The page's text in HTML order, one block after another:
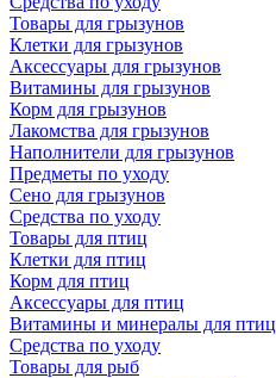
Товары для грызунов
Клетки для грызунов
Аксессуары для грызунов
Витамины для грызунов
Корм для грызунов
Лакомства для грызунов
Наполнители для грызунов
Предметы по уходу
Сено для грызунов
Средства по уходу
Товары для птиц
Клетки для птиц
Корм для птиц
Аксессуары для птиц
Витамины и минералы для птиц
Средства по уходу
Товары для рыб